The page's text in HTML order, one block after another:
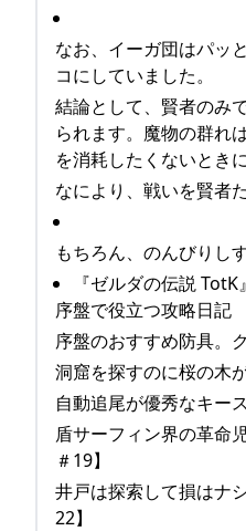
なお、イーガ団はパッ
コにしていました。
結論として、賢者のみ
られます。魔物の群れ
を消耗したくないとき
なにより、戦いを賢者
もちろん、のんびりし
『ゼルダの伝説
序盤で役立つ攻略日記
序盤のおすすめ防具。
洞窟を探すのに桜の木
自動追尾が優秀なキー
盾サーフィン界の革命
＃19】
井戸は探索して損はナ
22】